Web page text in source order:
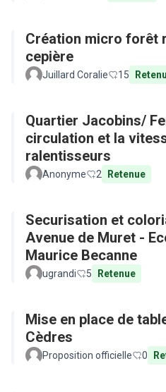
Création micro forêt
cepière
Juillard Coralie 15
Quartier Jacobins/ Fermat
circulation et la
ralentisseurs
Anonyme 2 Retenue
Securisation et
Avenue de Muret -
Maurice Becanne
ugrandi 5 Retenue
Mise en place de
Cèdres
Proposition officielle 0